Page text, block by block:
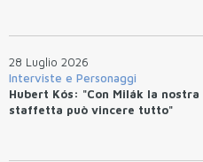
28 Luglio 2026
Interviste e Personaggi
Hubert Kós: "Con Milák la nostra
staffetta può vincere tutto"